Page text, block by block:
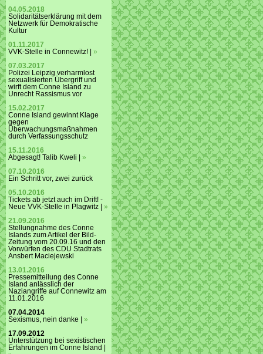
04.05.2018
Solidaritätserklärung mit dem
Netzwerk für Demokratische
Kultur
01.11.2017
VVK-Stelle in Connewitz! | »
07.03.2017
Polizei Leipzig verharmlost
sexualisierten Übergriff und
wirft dem Conne Island zu
Unrecht Rassismus vor
15.02.2017
Conne Island gewinnt Klage
gegen
Überwachungsmaßnahmen
durch Verfassungsschutz
15.11.2016
Abgesagt! Talib Kweli | »
07.10.2016
Ein Schritt vor, zwei zurück
05.10.2016
Tickets ab jetzt auch im Drift! -
Neue VVK-Stelle in Plagwitz | »
21.09.2016
Stellungnahme des Conne
Islands zum Artikel der Bild-
Zeitung vom 20.09.16 und den
Vorwürfen des CDU Stadtrats
Ansbert Maciejewski
13.01.2016
Pressemitteilung des Conne
Island anlässlich der
Naziangriffe auf Connewitz am
11.01.2016
07.04.2014
Sexismus, nein danke | »
17.09.2012
Unterstützung bei sexistischen
Erfahrungen im Conne Island |